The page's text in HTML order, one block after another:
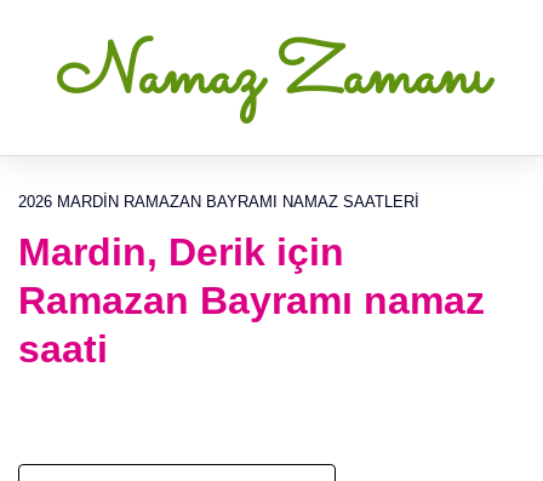
Namaz Zamanı
2026 MARDIN RAMAZAN BAYRAMI NAMAZ SAATLERI
Mardin, Derik için
Ramazan Bayramı namaz
saati